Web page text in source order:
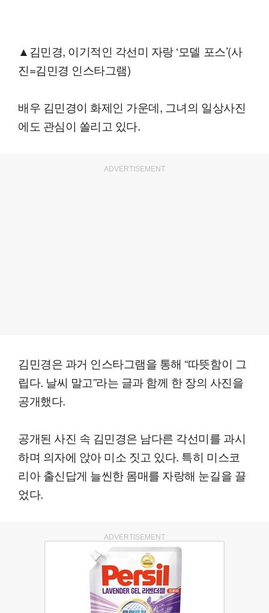
▲김민경, 이기적인 각선미 자랑 ‘모델 포스’(사
진=김민경 인스타그램)
배우 김민경이 화제인 가운데, 그녀의 일상사진
에도 관심이 쏠리고 있다.
ADVERTISEMENT
김민경은 과거 인스타그램을 통해 “따뜻함이 그
립다. 날씨 말고”라는 글과 함께 한 장의 사진을
공개했다.
공개된 사진 속 김민경은 남다른 각선미를 과시
하며 의자에 앉아 미소 짓고 있다. 특히 미스코
리아 출신답게 늘씬한 몸매를 자랑해 눈길을 끌
었다.
ADVERTISEMENT